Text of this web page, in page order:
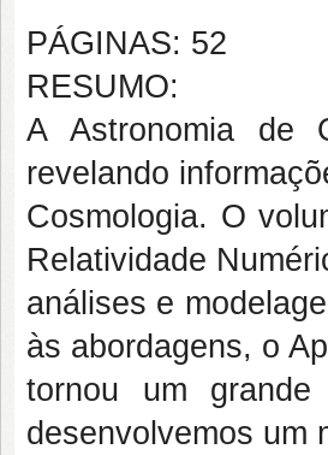
PÁGINAS: 52
RESUMO:
A Astronomia de
revelando
Cosmologia. O
Relatividade
análises e
às abordagens, o
tornou um
desenvolvemos um